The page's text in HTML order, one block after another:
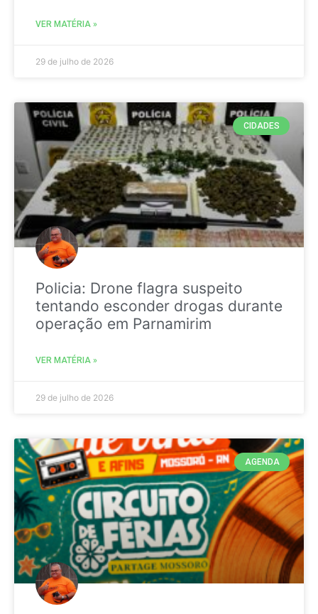
VER MATÉRIA »
29 de julho de 2026
CIDADES
Policia: Drone flagra suspeito
tentando esconder drogas durante
operação em Parnamirim
VER MATÉRIA »
29 de julho de 2026
AGENDA